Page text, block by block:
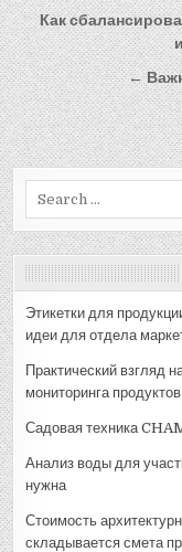
Навигация
по
записям
Как
←
Этикетки для
идеи для отдела
Практический взгляд
мониторинга продуктов
Садовая техника
Анализ воды для
нужна
Стоимость
складывается смета